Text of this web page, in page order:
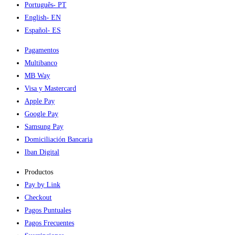
Português- PT
English- EN
Español- ES
Pagamentos
Multibanco
MB Way
Visa y Mastercard
Apple Pay
Google Pay
Samsung Pay
Domiciliación Bancaria
Iban Digital
Productos
Pay by Link
Checkout
Pagos Puntuales
Pagos Frecuentes